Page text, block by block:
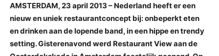
AMSTERDAM, 23 april 2013 – Nederland heeft er een
nieuw en uniek restaurantconcept bij: onbeperkt eten
en drinken aan de lopende band, in een hippe en trendy
setting. Gisterenavond werd Restaurant View aan de